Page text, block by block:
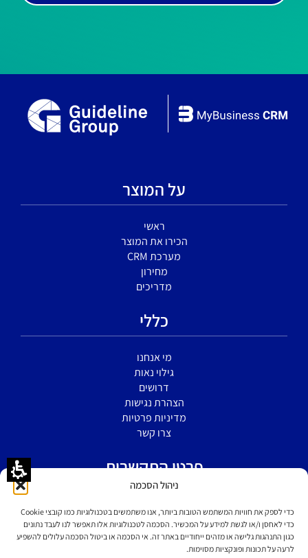
ניהול הסכמה
כדי לספק את חוויות המשתמש הטובות ביותר, אנו משתמשים בטכנולוגיות כמו קובצי Cookie
כדי לאחסן ו/או לגשת למידע על המכשיר. הסכמה לטכנולוגיות אלו תאפשר לנו לעבד נתונים
כגון התנהגות גלישה או מזהים ייחודיים באתר זה. אי הסכמה או ביטול הסכמה עלולים להשפיע
לרעה על תכונות ופונקציות מסוימות.
על המוצר
ראשי
הכירו את המוצר
מערכת CRM
מחירון
מדריכים
כללי
מי אנחנו
גילוי נאות
דרושים
הצהרת נגישות
מדיניות פרטיות
צרו קשר
פרטי התקשרות
הירקון 5 א' בני ברק
077-6049599